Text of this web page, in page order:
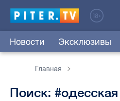
Новости Эксклюзивы
Главная
Поиск: